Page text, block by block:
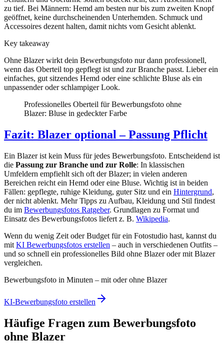
zu tief. Bei Männern: Hemd am besten nur bis zum zweiten Knopf
geöffnet, keine durchscheinenden Unterhemden. Schmuck und
Accessoires dezent halten, damit nichts vom Gesicht ablenkt.
Key takeaway
Ohne Blazer wirkt dein Bewerbungsfoto nur dann professionell,
wenn das Oberteil top gepflegt ist und zur Branche passt. Lieber ein
einfaches, gut sitzendes Hemd oder eine schlichte Bluse als ein
unpassender oder schlampiger Look.
Professionelles Oberteil für Bewerbungsfoto ohne
Blazer: Bluse in gedeckter Farbe
Fazit: Blazer optional – Passung Pflicht
Ein Blazer ist kein Muss für jedes Bewerbungsfoto. Entscheidend ist
die Passung zur Branche und zur Rolle: In klassischen
Umfeldern empfiehlt sich oft der Blazer; in vielen anderen
Bereichen reicht ein Hemd oder eine Bluse. Wichtig ist in beiden
Fällen: gepflegte, ruhige Kleidung, guter Sitz und ein Hintergrund,
der nicht ablenkt. Mehr Tipps zu Aufbau, Kleidung und Stil findest
du im Bewerbungsfotos Ratgeber. Grundlagen zu Format und
Einsatz des Bewerbungsfotos liefert z. B. Wikipedia.
Wenn du wenig Zeit oder Budget für ein Fotostudio hast, kannst du
mit KI Bewerbungsfotos erstellen – auch in verschiedenen Outfits –
und so schnell ein professionelles Bild ohne Blazer oder mit Blazer
vergleichen.
Bewerbungsfoto in Minuten – mit oder ohne Blazer
KI-Bewerbungsfoto erstellen
Häufige Fragen zum Bewerbungsfoto
ohne Blazer